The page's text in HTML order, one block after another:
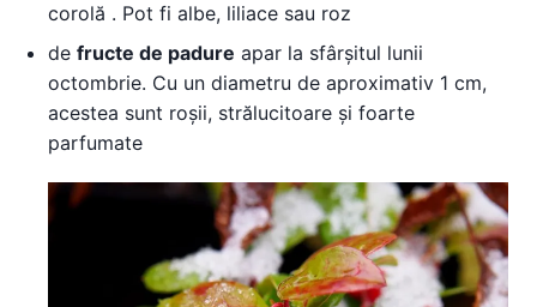
corolă . Pot fi albe, liliace sau roz
de fructe de padure apar la sfârșitul lunii
octombrie. Cu un diametru de aproximativ 1 cm,
acestea sunt roșii, strălucitoare și foarte
parfumate